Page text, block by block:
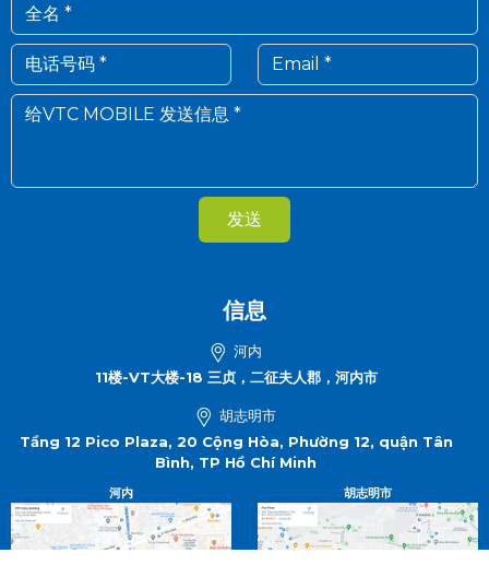
发送
信息
河内
11楼-VT大楼-18 三贞，二征夫人郡，河内市
胡志明市
Tầng 12 Pico Plaza, 20 Cộng Hòa, Phường 12, quận Tân
Bình, TP Hồ Chí Minh
河内 胡志明市